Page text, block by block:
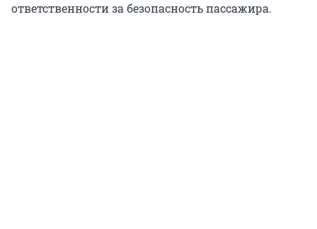
ответственности за безопасность пассажира.